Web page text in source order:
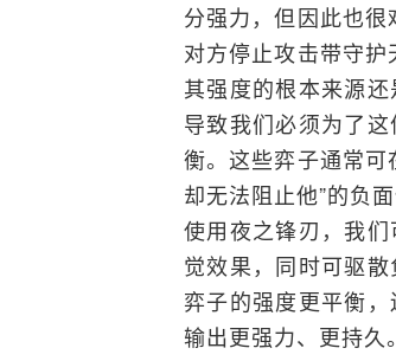
分强力，但因此也
对方停止攻击带守护
其强度的根本来源
导致我们必须为了
衡。这些弈子通常
却无法阻止他”的负
使用夜之锋刃，我
觉效果，同时可驱
弈子的强度更平衡
输出更强力、更持久。